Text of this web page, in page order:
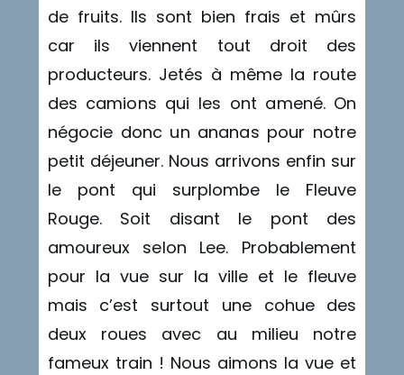
de fruits. Ils sont bien frais et mûrs
car ils viennent tout droit des
producteurs. Jetés à même la route
des camions qui les ont amené. On
négocie donc un ananas pour notre
petit déjeuner. Nous arrivons enfin sur
le pont qui surplombe le Fleuve
Rouge. Soit disant le pont des
amoureux selon Lee. Probablement
pour la vue sur la ville et le fleuve
mais c’est surtout une cohue des
deux roues avec au milieu notre
fameux train ! Nous aimons la vue et